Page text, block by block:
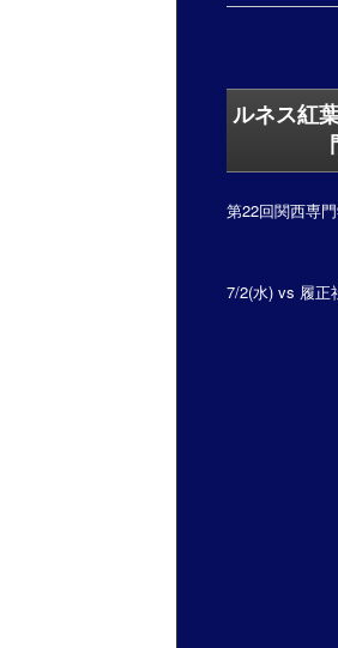
ルネス紅
第22回関西専
7/2(水) vs 履正